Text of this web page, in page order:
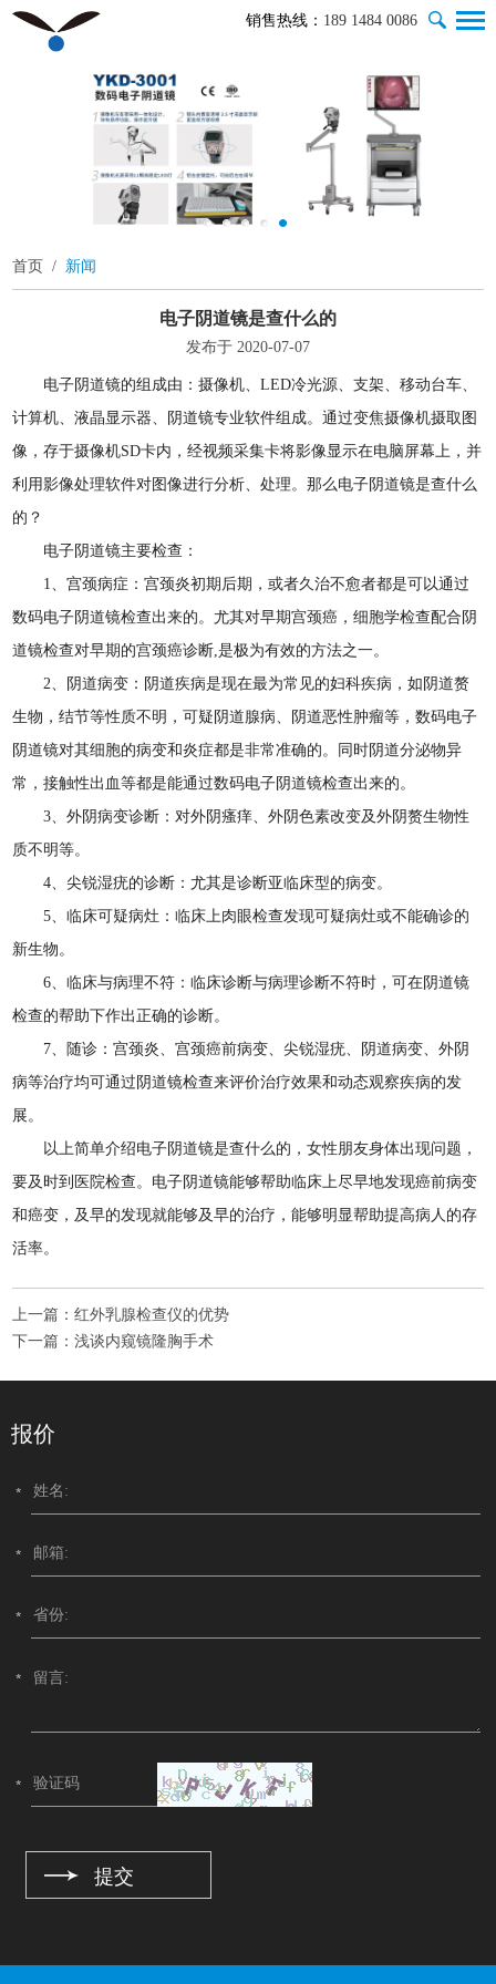
销售热线： 189 1484 0086
首页 / 新闻
电子阴道镜是查什么的
发布于 2020-07-07
电子阴道镜的组成由：摄像机、LED冷光源、支架、移动台车、
计算机、液晶显示器、阴道镜专业软件组成。通过变焦摄像机摄取图
像，存于摄像机SD卡内，经视频采集卡将影像显示在电脑屏幕上，并
利用影像处理软件对图像进行分析、处理。那么电子阴道镜是查什么
的？
电子阴道镜主要检查：
1、宫颈病症：宫颈炎初期后期，或者久治不愈者都是可以通过
数码电子阴道镜检查出来的。尤其对早期宫颈癌，细胞学检查配合阴
道镜检查对早期的宫颈癌诊断,是极为有效的方法之一。
2、阴道病变：阴道疾病是现在最为常见的妇科疾病，如阴道赘
生物，结节等性质不明，可疑阴道腺病、阴道恶性肿瘤等，数码电子
阴道镜对其细胞的病变和炎症都是非常准确的。同时阴道分泌物异
常，接触性出血等都是能通过数码电子阴道镜检查出来的。
3、外阴病变诊断：对外阴瘙痒、外阴色素改变及外阴赘生物性
质不明等。
4、尖锐湿疣的诊断：尤其是诊断亚临床型的病变。
5、临床可疑病灶：临床上肉眼检查发现可疑病灶或不能确诊的
新生物。
6、临床与病理不符：临床诊断与病理诊断不符时，可在阴道镜
检查的帮助下作出正确的诊断。
7、随诊：宫颈炎、宫颈癌前病变、尖锐湿疣、阴道病变、外阴
病等治疗均可通过阴道镜检查来评价治疗效果和动态观察疾病的发
展。
以上简单介绍电子阴道镜是查什么的，女性朋友身体出现问题，
要及时到医院检查。电子阴道镜能够帮助临床上尽早地发现癌前病变
和癌变，及早的发现就能够及早的治疗，能够明显帮助提高病人的存
活率。
上一篇：红外乳腺检查仪的优势
下一篇：浅谈内窥镜隆胸手术
报价